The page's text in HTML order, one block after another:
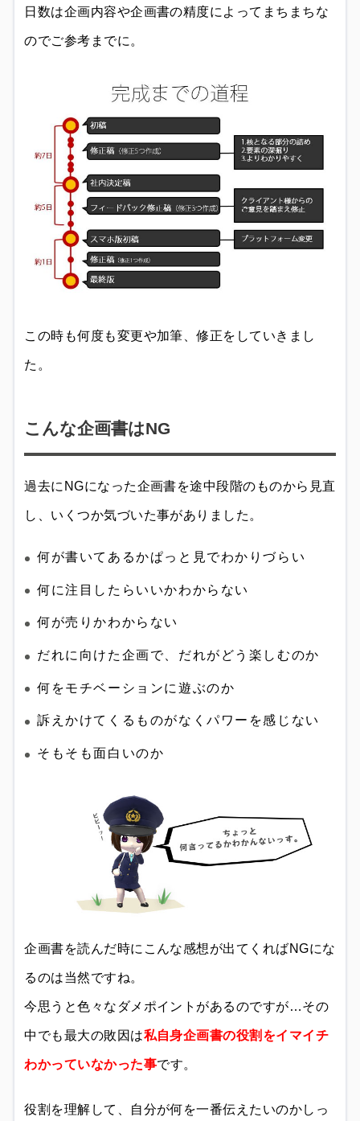
日数は企画内容や企画書の精度によってまちまちな
のでご参考までに。
この時も何度も変更や加筆、修正をしていきまし
た。
こんな企画書はNG
過去にNGになった企画書を途中段階のものから見直
し、いくつか気づいた事がありました。
何が書いてあるかぱっと見でわかりづらい
何に注目したらいいかわからない
何が売りかわからない
だれに向けた企画で、だれがどう楽しむのか
何をモチベーションに遊ぶのか
訴えかけてくるものがなくパワーを感じない
そもそも面白いのか
企画書を読んだ時にこんな感想が出てくればNGにな
るのは当然ですね。
今思うと色々なダメポイントがあるのですが…その
中でも最大の敗因は私自身企画書の役割をイマイチ
わかっていなかった事です。
役割を理解して、自分が何を一番伝えたいのかしっ